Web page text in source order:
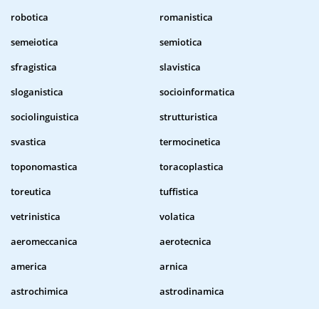
robotica
romanistica
semeiotica
semiotica
sfragistica
slavistica
sloganistica
socioinformatica
sociolinguistica
strutturistica
svastica
termocinetica
toponomastica
toracoplastica
toreutica
tuffistica
vetrinistica
volatica
aeromeccanica
aerotecnica
america
arnica
astrochimica
astrodinamica